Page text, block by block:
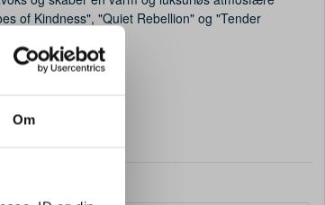
Om
of Kindness", "Quiet Rebellion" og "Tender